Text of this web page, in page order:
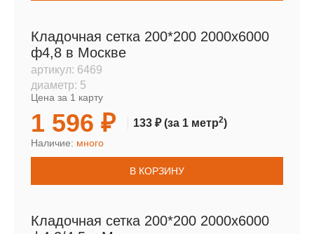
Кладочная сетка 200*200 2000х6000
ф4,8 в Москве
артикул: 6469
диаметр: 5
Цена за 1 карту
1 596 ₽ 133 ₽(за 1 метр2)
Наличие: много
В КОРЗИНУ
Кладочная сетка 200*200 2000х6000